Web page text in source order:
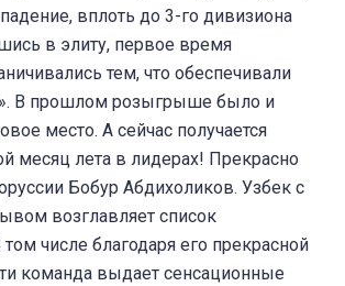
вплоть до 3-го дивизиона
в элиту, первое время
тем, что обеспечивали
В прошлом розыгрыше было и
место. А сейчас получается
месяц лета в лидерах! Прекрасно
Бобур Абдихоликов. Узбек с
возглавляет список
числе благодаря его прекрасной
команда выдает сенсационные